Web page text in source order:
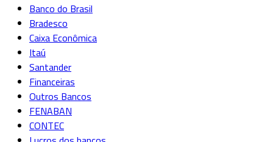
Banco do Brasil
Bradesco
Caixa Econômica
Itaú
Santander
Financeiras
Outros Bancos
FENABAN
CONTEC